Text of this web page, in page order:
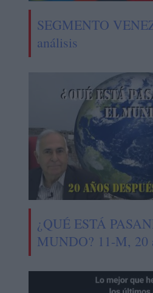
SEGMENTO
análisis
¿QUÉ ESTÁ
MUNDO? 11-M, 20